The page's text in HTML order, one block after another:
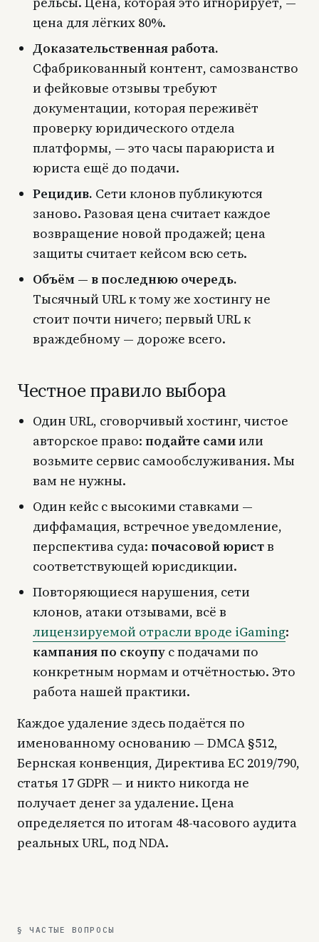
цена для лёгких 80%.
Доказательственная работа.
Сфабрикованный контент, самозванство
и фейковые отзывы требуют
документации, которая переживёт
проверку юридического отдела
платформы, — это часы параюриста и
юриста ещё до подачи.
Рецидив. Сети клонов публикуются
заново. Разовая цена считает каждое
возвращение новой продажей; цена
защиты считает кейсом всю сеть.
Объём — в последнюю очередь.
Тысячный URL к тому же хостингу не
стоит почти ничего; первый URL к
враждебному — дороже всего.
Честное правило выбора
Один URL, сговорчивый хостинг, чистое
авторское право: подайте самиили
возьмите сервис самообслуживания. Мы
вам не нужны.
Один кейс с высокими ставками —
диффамация, встречное уведомление,
перспектива суда: почасовой юриств
соответствующей юрисдикции.
Повторяющиеся нарушения, сети
клонов, атаки отзывами, всё в
лицензируемой отрасли вроде iGaming:
кампания по скоупу с подачами по
конкретным нормам и отчётностью. Это
работа нашей практики.
Каждое удаление здесь подаётся по
именованному основанию — DMCA §512,
Бернская конвенция, Директива ЕС 2019/790,
статья 17 GDPR — и никто никогда не
получает денег за удаление. Цена
определяется по итогам 48-часового аудита
реальных URL, под NDA.
§ ЧАСТЫЕ ВОПРОСЫ